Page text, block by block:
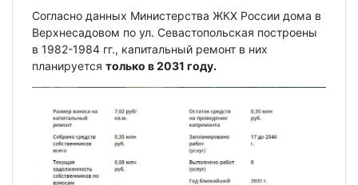
Согласно данных Министерства ЖКХ России дома в
Верхнесадовом по ул. Севастопольская построены
в 1982-1984 гг., капитальный ремонт в них
планируется только в 2031 году.